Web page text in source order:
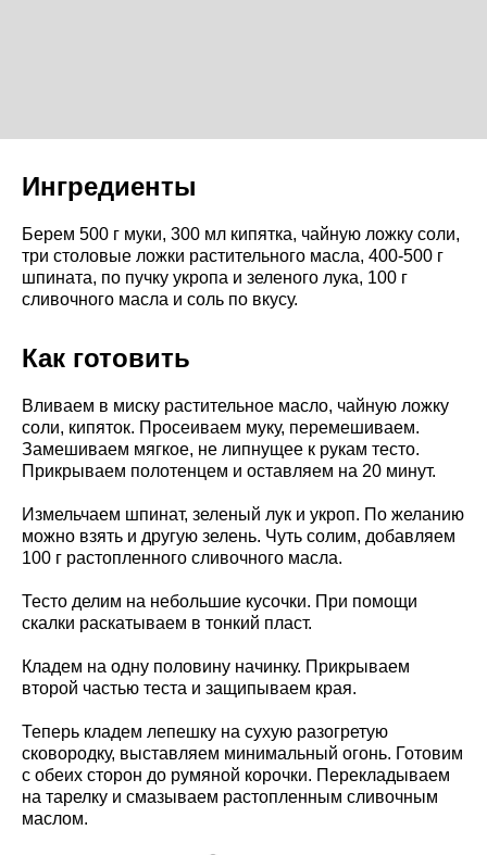
Ингредиенты
Берем 500 г муки, 300 мл кипятка, чайную ложку соли,
три столовые ложки растительного масла, 400-500 г
шпината, по пучку укропа и зеленого лука, 100 г
сливочного масла и соль по вкусу.
Как готовить
Вливаем в миску растительное масло, чайную ложку
соли, кипяток. Просеиваем муку, перемешиваем.
Замешиваем мягкое, не липнущее к рукам тесто.
Прикрываем полотенцем и оставляем на 20 минут.
Измельчаем шпинат, зеленый лук и укроп. По желанию
можно взять и другую зелень. Чуть солим, добавляем
100 г растопленного сливочного масла.
Тесто делим на небольшие кусочки. При помощи
скалки раскатываем в тонкий пласт.
Кладем на одну половину начинку. Прикрываем
второй частью теста и защипываем края.
Теперь кладем лепешку на сухую разогретую
сковородку, выставляем минимальный огонь. Готовим
с обеих сторон до румяной корочки. Перекладываем
на тарелку и смазываем растопленным сливочным
маслом.